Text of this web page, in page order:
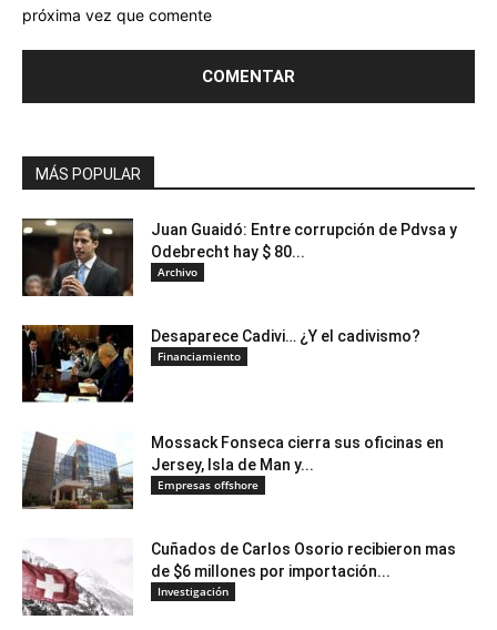
próxima vez que comente
MÁS POPULAR
Juan Guaidó: Entre corrupción de Pdvsa y
Odebrecht hay $ 80...
Archivo
Desaparece Cadivi… ¿Y el cadivismo?
Financiamiento
Mossack Fonseca cierra sus oficinas en
Jersey, Isla de Man y...
Empresas offshore
Cuñados de Carlos Osorio recibieron mas
de $6 millones por importación...
Investigación